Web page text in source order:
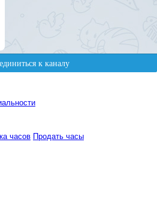
часов Продать часы